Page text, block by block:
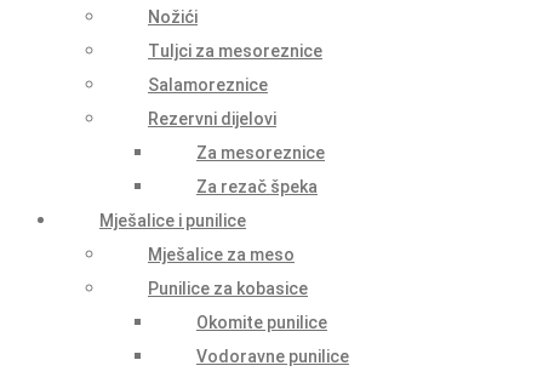
Nožići
Tuljci za mesoreznice
Salamoreznice
Rezervni dijelovi
Za mesoreznice
Za rezač špeka
Mješalice i punilice
Mješalice za meso
Punilice za kobasice
Okomite punilice
Vodoravne punilice